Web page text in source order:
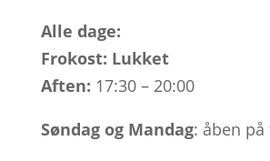
Alle dage:
Frokost: Lukket
Aften: 17:30 – 20:00
Søndag og Mandag: åben